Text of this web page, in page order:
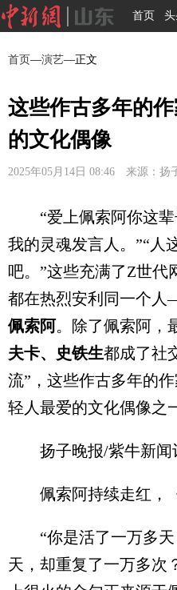
首页 头
首页—演艺—正文
这些作古多年的
的文化偶像
2025年05月14日 08:46 来源：扬
“爱上佩索阿你这辈
我的灵魂发言人。”“人
吧。”这些充满了Z世代
都在热烈安利同一个
佩索阿。除了佩索阿，
夫卡、史铁生都成了社
流”，这些作古多年的
轻人最爱的文化偶像之
扬子晚报/紫牛新闻
佩索阿持续走红，
“你是活了一万多天
天，却重复了一万多次